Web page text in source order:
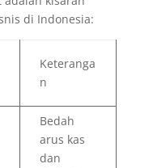
di Indonesia:
Keteranga
n
Bedah
arus kas
dan